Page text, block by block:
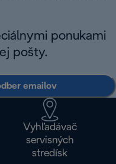
ponukami
pošty.
emailov
Vyhľadávač
servisných
stredísk